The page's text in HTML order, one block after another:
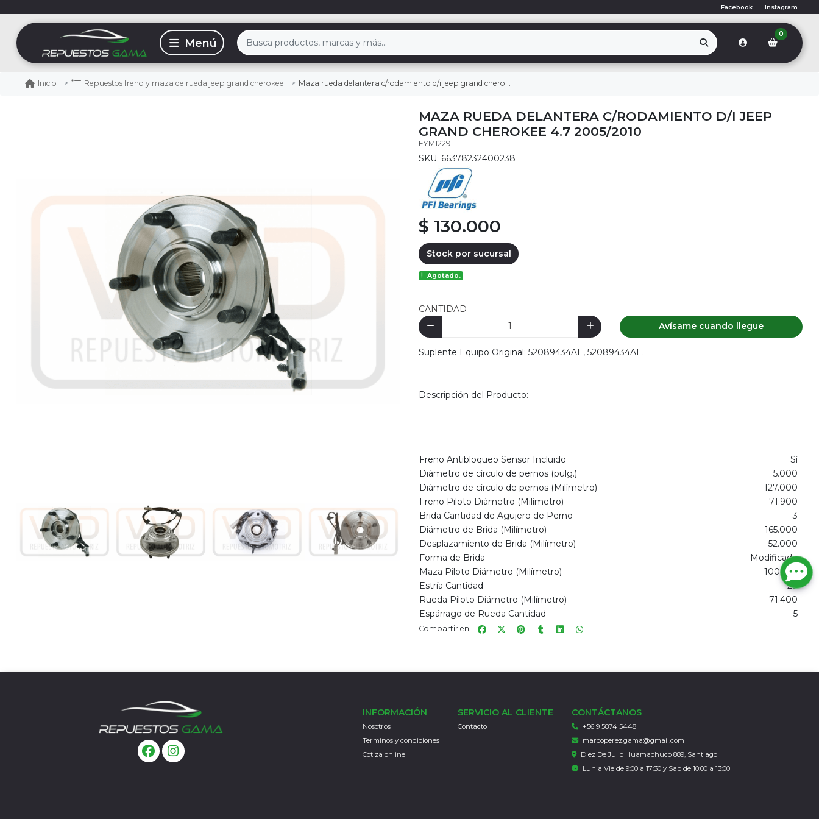
Facebook Instagram
0
Inicio Repuestos freno y maza de rueda jeep grand cherokee Maza rueda delantera c/rodamiento d/i jeep grand cherokee 4.7 2005/2010
MAZA RUEDA DELANTERA C/RODAMIENTO D/I JEEP
GRAND CHEROKEE 4.7 2005/2010
FYM1229
SKU: 66378232400238
$ 130.000
Stock por sucursal
Agotado.
CANTIDAD
Avísame cuando llegue
Suplente Equipo Original: 52089434AE, 52089434AE.
Descripción del Producto:
Freno Antibloqueo Sensor Incluido
Sí
Diámetro de círculo de pernos (pulg.)
5.000
Diámetro de círculo de pernos (Milímetro)
127.000
Freno Piloto Diámetro (Milímetro)
71.900
Brida Cantidad de Agujero de Perno
3
Diámetro de Brida (Milímetro)
165.000
Desplazamiento de Brida (Milímetro)
52.000
Forma de Brida
Modificado
Maza Piloto Diámetro (Milímetro)
100.100
Estría Cantidad
29
Rueda Piloto Diámetro (Milímetro)
71.400
Espárrago de Rueda Cantidad
5
Compartir en:
INFORMACIÓN
Nosotros
Terminos y condiciones
Cotiza online
SERVICIO AL CLIENTE
Contacto
CONTÁCTANOS
+56 9 5874 5448
marcoperez.gama@gmail.com
Diez De Julio Huamachuco 889, Santiago
Lun a Vie de 9:00 a 17:30 y Sab de 10:00 a 13:00